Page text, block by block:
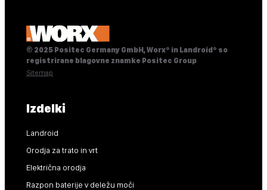
© 2025 Positec Germany GmbH, Worx® in Landroid® so
registrirane blagovne znamke Positec Group
Sitemap
Izdelki
Landroid
Orodja za trato in vrt
Električna orodja
Razpon baterije v deležu moči